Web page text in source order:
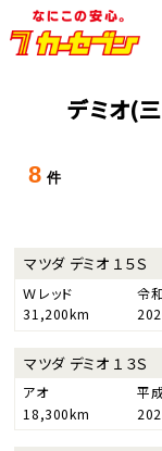
デミオ(
8 件
マツダ デミオ １５Ｓ
Ｗレッド 令
31,200km
マツダ デミオ １３Ｓ
アオ 平
18,300km